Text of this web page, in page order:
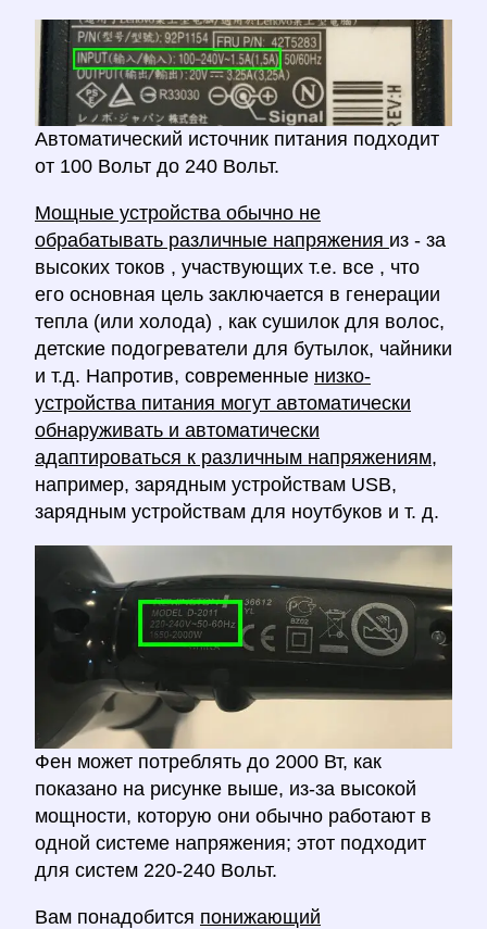
Автоматический источник питания подходит
от 100 Вольт до 240 Вольт.
Мощные устройства обычно не
обрабатывать различные напряжения из - за
высоких токов , участвующих т.е. все , что
его основная цель заключается в генерации
тепла (или холода) , как сушилок для волос,
детские подогреватели для бутылок, чайники
и т.д. Напротив, современные низко-
устройства питания могут автоматически
обнаруживать и автоматически
адаптироваться к различным напряжениям,
например, зарядным устройствам USB,
зарядным устройствам для ноутбуков и т. д.
Фен может потреблять до 2000 Вт, как
показано на рисунке выше, из-за высокой
мощности, которую они обычно работают в
одной системе напряжения; этот подходит
для систем 220-240 Вольт.
Вам понадобится понижающий